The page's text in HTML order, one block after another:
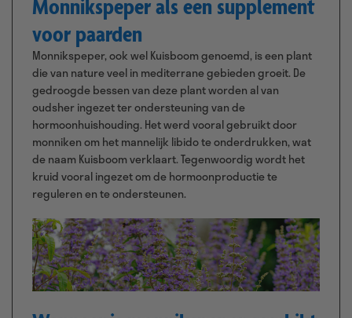
Monnikspeper als een supplement
voor paarden
Monnikspeper, ook wel Kuisboom genoemd, is een plant
die van nature veel in mediterrane gebieden groeit. De
gedroogde bessen van deze plant worden al van
oudsher ingezet ter ondersteuning van de
hormoonhuishouding. Het werd vooral gebruikt door
monniken om het mannelijk libido te onderdrukken, wat
de naam Kuisboom verklaart. Tegenwoordig wordt het
kruid vooral ingezet om de hormoonproductie te
reguleren en te ondersteunen.